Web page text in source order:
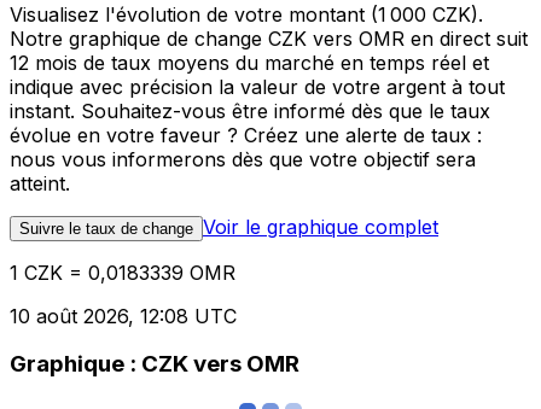
Visualisez l'évolution de votre montant (1 000 CZK).
Notre graphique de change CZK vers OMR en direct suit
12 mois de taux moyens du marché en temps réel et
indique avec précision la valeur de votre argent à tout
instant. Souhaitez-vous être informé dès que le taux
évolue en votre faveur ? Créez une alerte de taux :
nous vous informerons dès que votre objectif sera
atteint.
Suivre le taux de change Voir le graphique complet
1 CZK = 0,0183339 OMR
10 août 2026, 12:08 UTC
Graphique : CZK vers OMR